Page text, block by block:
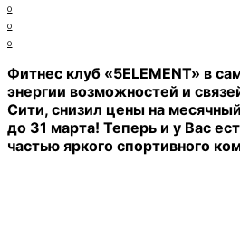
0
0
0
Фитнес клуб «5ELEMENT» в
энергии возможностей и
Сити, снизил цены на
до 31 марта! Теперь и у Вас
частью яркого спортивного